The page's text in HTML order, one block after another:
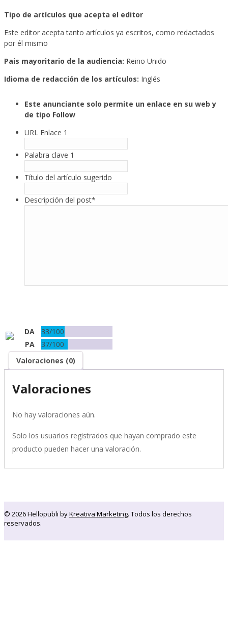
Tipo de artículos que acepta el editor
Este editor acepta tanto artículos ya escritos, como redactados
por él mismo
Pais mayoritario de la audiencia: Reino Unido
Idioma de redacción de los artículos: Inglés
Este anunciante solo permite un enlace en su web y
de tipo Follow
URL Enlace 1
Palabra clave 1
Título del artículo sugerido
Descripción del post*
DA
33/100
PA
37/100
Valoraciones (0)
Valoraciones
No hay valoraciones aún.
Solo los usuarios registrados que hayan comprado este
producto pueden hacer una valoración.
© 2026 Hellopubli byKreativa Marketing. Todos los derechos
reservados.